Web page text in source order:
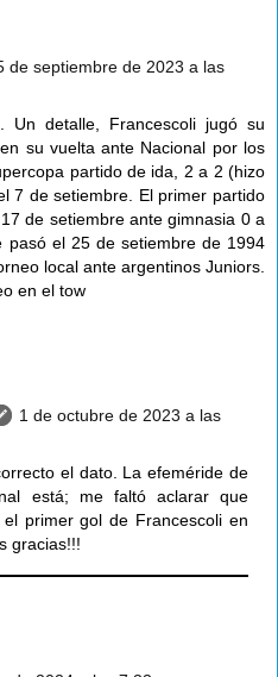
de septiembre de 2023 a las
Un detalle, Francescoli jugó su
su vuelta ante Nacional por los
partido de ida, 2 a 2 (hizo
7 de setiembre. El primer partido
de setiembre ante gimnasia 0 a
el 25 de setiembre de 1994
local ante argentinos Juniors.
en el tow
1 de octubre de 2023 a las
el dato. La efeméride de
está; me faltó aclarar que
primer gol de Francescoli en
gracias!!!